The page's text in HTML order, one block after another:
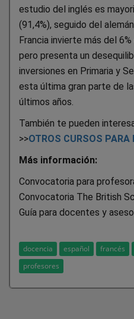
estudio del inglés es
(91,4%), seguido del
Francia invierte más del
pero presenta un
inversiones en Primaria y
esta última gran parte de
últimos años.
También te pueden
>>OTROS CURSOS PARA
Más información:
Convocatoria para
Convocatoria The British
Guía para docentes y
docencia español francés
profesores